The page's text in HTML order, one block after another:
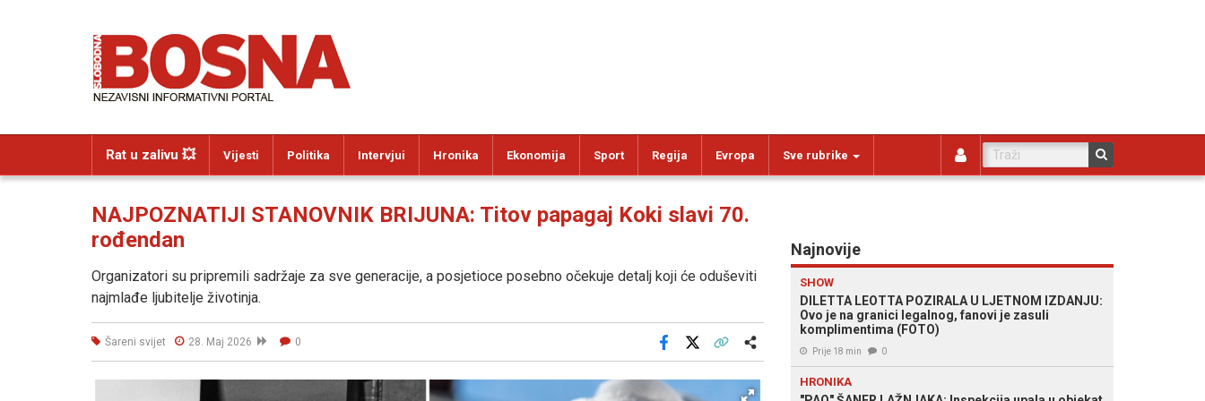
Rat u zalivu 💥 Vijesti Politika Intervjui Hronika Ekonomija Sport Regija Evropa Sve rubrike
NAJPOZNATIJI STANOVNIK BRIJUNA: Titov papagaj Koki slavi 70.
rođendan
Organizatori su pripremili sadržaje za sve generacije, a posjetioce posebno očekuje detalj koji će oduševiti
najmlađe ljubitelje životinja.
Šareni svijet 28. Maj 2026 0
Facebook
Najnovije
SHOW
DILETTA LEOTTA POZIRALA U LJETNOM IZDANJU:
Ovo je na granici legalnog, fanovi je zasuli
komplimentima (FOTO)
Prije 18 min 0
HRONIKA